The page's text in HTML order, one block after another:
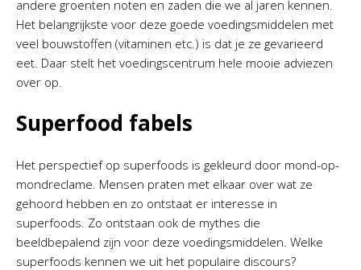
andere groenten noten en zaden die we al jaren kennen.
Het belangrijkste voor deze goede voedingsmiddelen met
veel bouwstoffen (vitaminen etc.) is dat je ze gevarieerd
eet. Daar stelt het voedingscentrum hele mooie adviezen
over op.
Superfood fabels
Het perspectief op superfoods is gekleurd door mond-op-
mondreclame. Mensen praten met elkaar over wat ze
gehoord hebben en zo ontstaat er interesse in
superfoods. Zo ontstaan ook de mythes die
beeldbepalend zijn voor deze voedingsmiddelen. Welke
superfoods kennen we uit het populaire discours?